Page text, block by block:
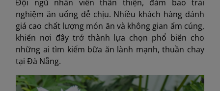
Đội ngũ nhân viên thân thiện, đảm bảo trải
nghiệm ăn uống dễ chịu. Nhiều khách hàng đánh
giá cao chất lượng món ăn và không gian ấm cúng,
khiến nơi đây trở thành lựa chọn phổ biến cho
những ai tìm kiếm bữa ăn lành mạnh, thuần chay
tại Đà Nẵng.